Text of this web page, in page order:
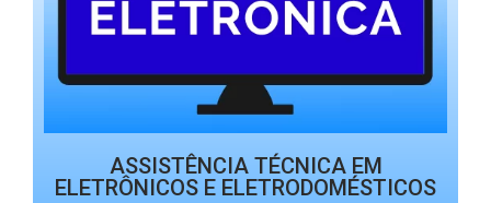
ASSISTÊNCIA TÉCNICA EM
ELETRÔNICOS E ELETRODOMÉSTICOS